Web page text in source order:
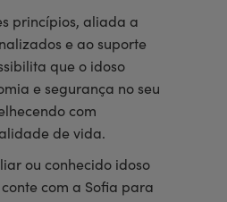
princípios, aliada a
e ao suporte
que o idoso
e segurança no seu
com
de vida.
ou conhecido idoso
com a Sofia para